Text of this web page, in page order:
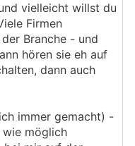
vielleicht willst du
Firmen
Branche - und
hören sie eh auf
dann auch
immer gemacht) -
wie möglich